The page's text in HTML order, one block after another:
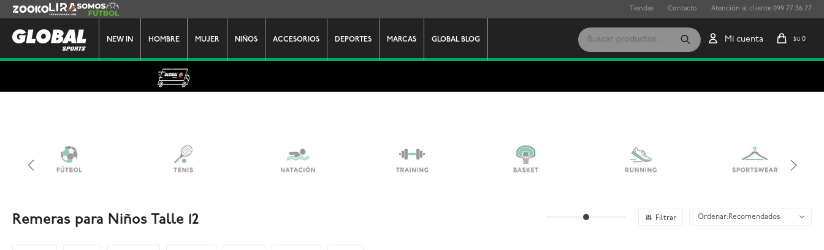
NEW IN HOMBRE MUJER NIÑOS ACCESORIOS DEPORTES MARCAS GLOBAL BLOG $U 0
Zooko Lira Somos Futbol Tiendas Contacto Atención al cliente 099 77 36 77
Remeras para Niños Talle 12 Recomendados